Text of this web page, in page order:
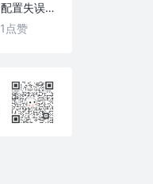
Redis缓存回滚踩坑实录：一个配置失误，让我在凌晨3点丢了3000条数据
1点赞